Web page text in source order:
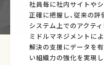
社員毎に社内サイトや
正確に把握し、従来の
システム上でのアクテ
ミドルマネジメントに
解決の支援にデータを
い組織力の強化を実現し